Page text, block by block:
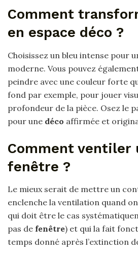
Comment
en espace déco ?
Choisissez un bleu intense pour
moderne. Vous pouvez
peindre avec une couleur forte
fond par exemple, pour jouer
profondeur de la pièce. Osez le
pour une déco affirmée et
Comment ventiler
fenêtre ?
Le mieux serait de mettre un
enclenche la ventilation quand
qui doit être le cas
pas de fenêtre) et qui la fait
temps donné après l’extinction